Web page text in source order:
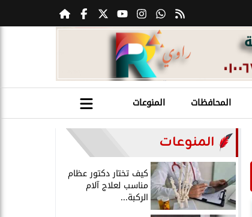
المحافظات المنوعات
المنوعات
كيف تختار دكتور عظام
مناسب لعلاج آلام
الركبة...